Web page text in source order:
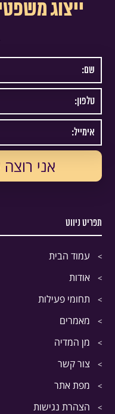
ייצוג
תפריט ניווט
עמוד הבית
אודות
תחומי פעילות
מאמרים
מן המדיה
צור קשר
מפת אתר
הצהרת נגישות